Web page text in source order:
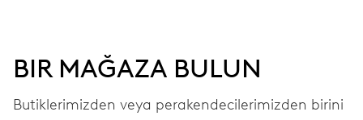
BIR MAĞAZA BULUN
Butiklerimizden veya perakendecilerimizden birini